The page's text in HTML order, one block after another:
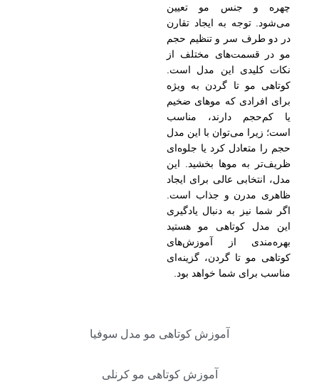
آموزش کوتاهی مو مدل سوفیا
آموزش کوتاهی مو کرنلی
چهره و جنس مو تعیین
می‌شود. توجه به ایجاد تقارن
در دو طرف سر و تنظیم حجم
مو در قسمت‌های مختلف از
نکات کلیدی این مدل است.
کوتاهی مو تا گردن به ویژه
برای افرادی که موهای ضخیم
یا کم‌حجم دارند، مناسب
است؛ زیرا می‌توان با این مدل
حجم را متعادل کرد یا جلوه‌ای
ظریف‌تر به موها بخشید. این
مدل، انتخابی عالی برای ایجاد
ظاهری مدرن و جذاب است.
اگر شما نیز به دنبال یادگیری
این مدل کوتاهی مو هستید
بهره‌مندی از آموزش‌های
کوتاهی مو تا گردن، گزینه‌ای
مناسب برای شما خواهد بود.